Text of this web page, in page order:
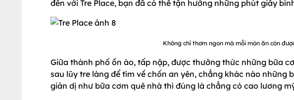
đến với Tre Place, bạn đã có thể tận hưởng những phút giấy
Không chỉ thơm ngon mà mỗi món ăn còn
Giữa thành phố ồn ào, tấp nập, được thưởng thức những bữa
sau lũy tre làng để tìm về chốn an yên, chẳng khác nào những
giản dị như bữa cơm quê nhà thì đúng là chẳng có cao lương